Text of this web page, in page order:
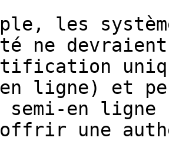
les
ne devraient
ligne) et
en ligne
offrir une